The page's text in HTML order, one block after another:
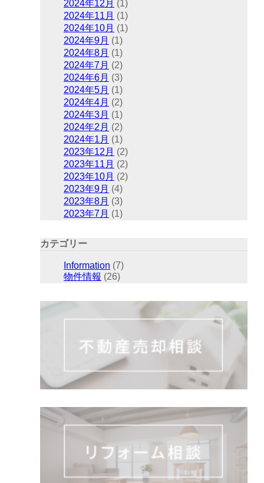
2024年12月 (1)
2024年11月 (1)
2024年10月 (1)
2024年9月 (1)
2024年8月 (1)
2024年7月 (2)
2024年6月 (3)
2024年5月 (1)
2024年4月 (2)
2024年3月 (1)
2024年2月 (2)
2024年1月 (1)
2023年12月 (2)
2023年11月 (2)
2023年10月 (2)
2023年9月 (4)
2023年8月 (3)
2023年7月 (1)
カテゴリー
Information (7)
物件情報 (26)